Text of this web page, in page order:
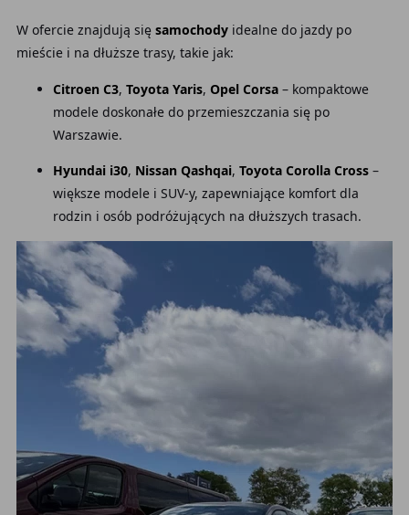
W ofercie znajdują się samochodyidealne do jazdy po
mieście i na dłuższe trasy, takie jak:
Citroen C3, Toyota Yaris, Opel Corsa– kompaktowe
modele doskonałe do przemieszczania się po
Warszawie.
Hyundai i30, Nissan Qashqai, Toyota Corolla Cross–
większe modele i SUV-y, zapewniające komfort dla
rodzin i osób podróżujących na dłuższych trasach.